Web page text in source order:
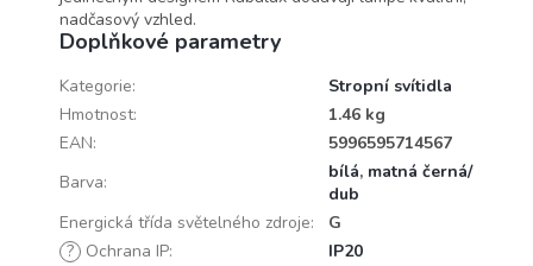
nadčasový vzhled.
Doplňkové parametry
Kategorie:
Stropní svítidla
Hmotnost:
1.46 kg
EAN:
5996595714567
Barva: bílá, matná černá/
dub
Energická třída světelného zdroje:
G
? Ochrana IP:
IP20